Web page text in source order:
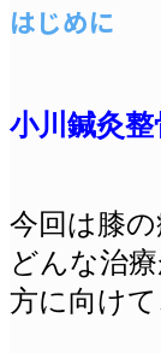
はじめに
小川鍼灸整
今回は膝
どんな治
方に向けて